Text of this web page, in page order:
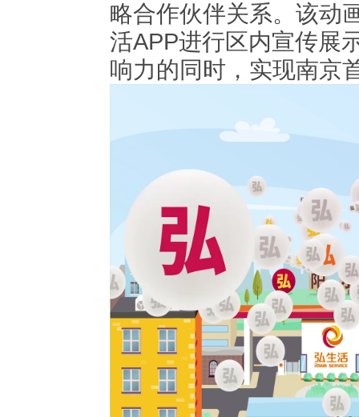
略合作伙伴关系。该动
活APP进行区内宣传展
响力的同时，实现南京